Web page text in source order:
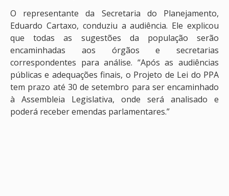
O representante da Secretaria do Planejamento,
Eduardo Cartaxo, conduziu a audiência. Ele explicou
que todas as sugestões da população serão
encaminhadas aos órgãos e secretarias
correspondentes para análise. “Após as audiências
públicas e adequações finais, o Projeto de Lei do PPA
tem prazo até 30 de setembro para ser encaminhado
à Assembleia Legislativa, onde será analisado e
poderá receber emendas parlamentares.”